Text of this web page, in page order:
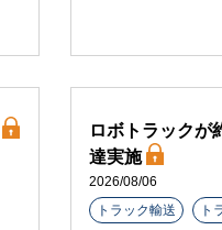
ロボトラックが
達実施
2026/08/06
トラック輸送
ト